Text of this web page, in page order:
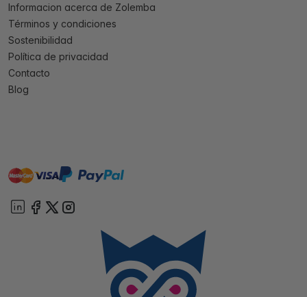
Informacion acerca de Zolemba
Términos y condiciones
Sostenibilidad
Política de privacidad
Contacto
Blog
mastervisa paypal